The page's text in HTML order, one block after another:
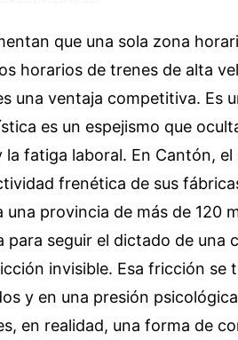
que una sola zona
horarios de trenes de alta
una ventaja competitiva. Es
es un espejismo que
fatiga laboral. En Cantón,
frenética de sus
una provincia de más de 120
para seguir el dictado de una
invisible. Esa fricción se
y en una presión
en realidad, una forma de